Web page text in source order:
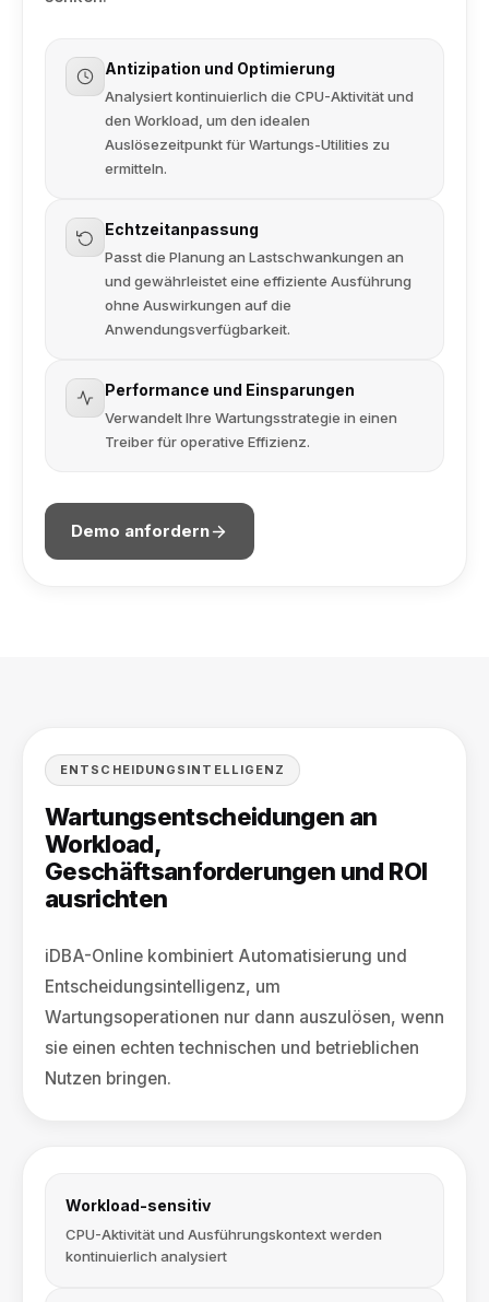
Antizipation und Optimierung
Analysiert kontinuierlich die CPU-Aktivität und
den Workload, um den idealen
Auslösezeitpunkt für Wartungs-Utilities zu
ermitteln.
Echtzeitanpassung
Passt die Planung an Lastschwankungen an
und gewährleistet eine effiziente Ausführung
ohne Auswirkungen auf die
Anwendungsverfügbarkeit.
Performance und Einsparungen
Verwandelt Ihre Wartungsstrategie in einen
Treiber für operative Effizienz.
Demo anfordern
ENTSCHEIDUNGSINTELLIGENZ
Wartungsentscheidungen an
Workload,
Geschäftsanforderungen und ROI
ausrichten
iDBA-Online kombiniert Automatisierung und
Entscheidungsintelligenz, um
Wartungsoperationen nur dann auszulösen, wenn
sie einen echten technischen und betrieblichen
Nutzen bringen.
Workload-sensitiv
CPU-Aktivität und Ausführungskontext werden
kontinuierlich analysiert